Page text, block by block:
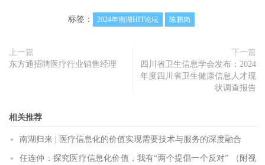
标签： 2024年南湖HIT论坛 陈鹏岗
上一篇
东方通招聘医疗行业销售经理
下一篇
四川省卫生信息学会发布：2024
年度四川省卫生健康信息人才现
状调查报告
相关推荐
南湖归来 | 医疗信息化的价值实现需要技术与服务的深度融合
任连仲：探究医疗信息化价值，我有“两个提倡一个反对” （附视